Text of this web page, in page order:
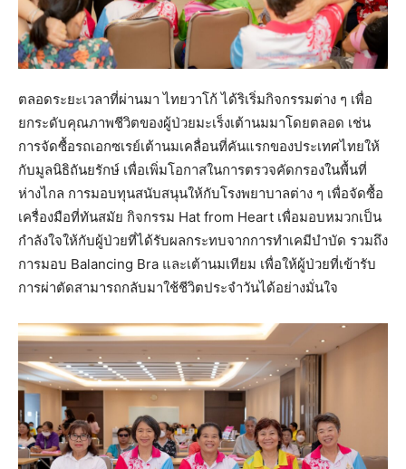
ตลอดระยะเวลาที่ผ่านมา ไทยวาโก้ ได้ริเริ่มกิจกรรมต่าง ๆ เพื่อ
ยกระดับคุณภาพชีวิตของผู้ป่วยมะเร็งเต้านมมาโดยตลอด เช่น
การจัดซื้อรถเอกซเรย์เต้านมเคลื่อนที่คันแรกของประเทศไทยให้
กับมูลนิธิถันยรักษ์ เพื่อเพิ่มโอกาสในการตรวจคัดกรองในพื้นที่
ห่างไกล การมอบทุนสนับสนุนให้กับโรงพยาบาลต่าง ๆ เพื่อจัดซื้อ
เครื่องมือที่ทันสมัย กิจกรรม Hat from Heart เพื่อมอบหมวกเป็น
กำลังใจให้กับผู้ป่วยที่ได้รับผลกระทบจากการทำเคมีบำบัด รวมถึง
การมอบ Balancing Bra และเต้านมเทียม เพื่อให้ผู้ป่วยที่เข้ารับ
การผ่าตัดสามารถกลับมาใช้ชีวิตประจำวันได้อย่างมั่นใจ